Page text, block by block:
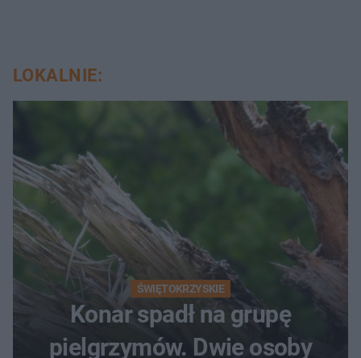
LOKALNIE:
ŚWIĘTOKRZYSKIE
Konar spadł na grupę
pielgrzymów. Dwie osoby